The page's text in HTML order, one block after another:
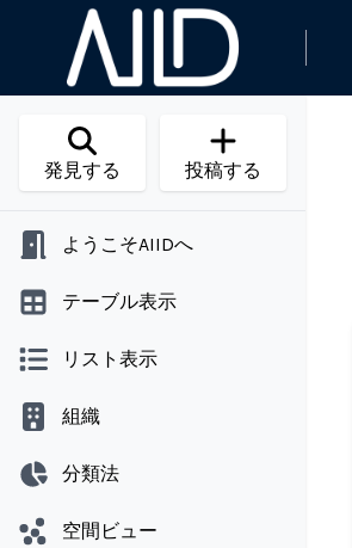
発見する 投稿する
ようこそAIIDへ
テーブル表示
リスト表示
組織
分類法
空間ビュー